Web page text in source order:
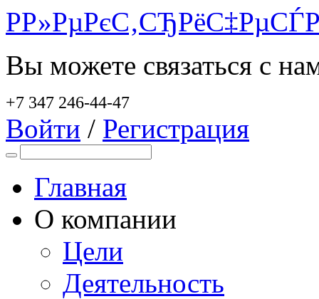
Вы можете связаться с
+7 347 246-44-47
Войти / Регистрация
Главная
О компании
Цели
Деятельность